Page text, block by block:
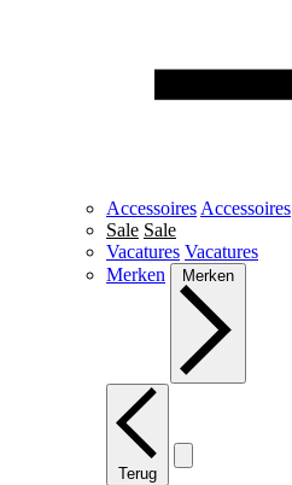
Accessoires Accessoires
Sale Sale
Vacatures Vacatures
Merken
Merken
Terug